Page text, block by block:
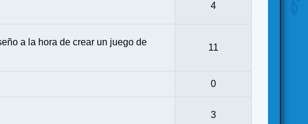
4
a la hora de crear un juego de
11
0
3